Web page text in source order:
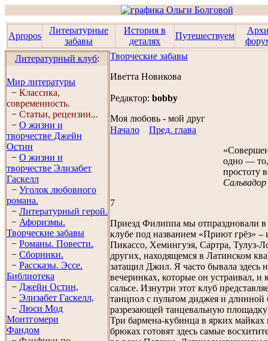
Apropos
Литературные
забавы
История в
деталях
Путешествуем
Литературный клуб:
Мир литературы
− Классика,
современность.
− Статьи, рецензии...
− О жизни и
творчестве Джейн
Остин
− О жизни и
творчестве Элизабет
Гaскелл
− Уголок любовного
романа.
− Литературный герой.
− Афоризмы.
Творческие забавы
− Романы. Повести.
− Сборники.
− Рассказы. Эссe.
Библиотека
− Джейн Остин,
− Элизабет Гaскелл,
− Люси Мод
Монтгомери
Фандом
Творческие забавы
Иветта Новикова
Редактор: bobby
Моя любовь - мой друг
Начало
Пред. глава
одно —
простоту
7
Приезд Филиппа мы отпраздновали
клубе под названием «Приют грёз» –
Пикассо, Хемингуэя, Сартра, Тулуз-
других, находящемся в Латинском
затащил Джил. Я часто бывала здесь
вечеринках, которые он устраивал, и
сальсе. Изнутри этот клуб
танцпол с пультом диджея и длинной
разрезающей танцевальную
Три бармена-кубинца в ярких
брюках готовят здесь самые